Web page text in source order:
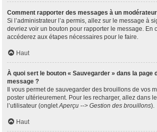
Comment rapporter des messages à un
Si l’administrateur l’a permis, allez sur le message à
devriez voir un bouton pour rapporter le message. En
accéderez aux étapes nécessaires pour le faire.
Haut
À quoi sert le bouton « Sauvegarder » dans la page
message ?
Il vous permet de sauvegarder des brouillons de vos
poster ultérieurement. Pour les recharger, allez dans
l’utilisateur (ongletAperçu --> Gestion des brouillons).
Haut